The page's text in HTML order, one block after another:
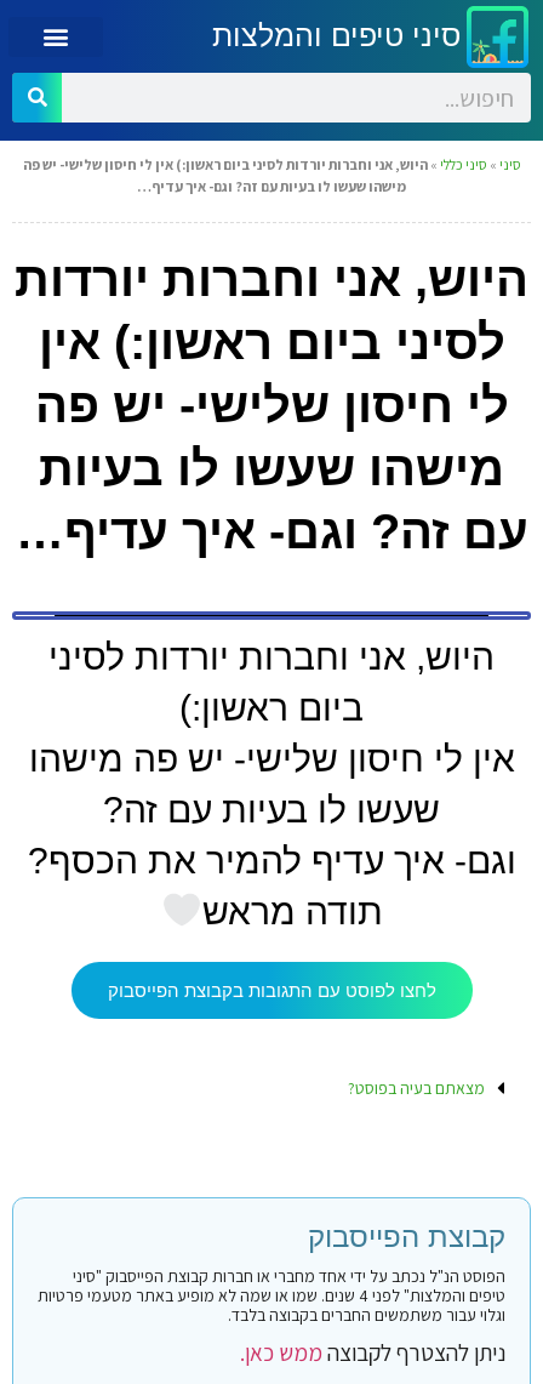
סיני טיפים והמלצות
סיני » סיני כללי »היוש, אני וחברות יורדות לסיני ביום ראשון:) אין לי חיסון שלישי- יש פה
מישהו שעשו לו בעיות עם זה? וגם- איך עדיף…
היוש, אני וחברות יורדות
לסיני ביום ראשון:) אין
לי חיסון שלישי- יש פה
מישהו שעשו לו בעיות
עם זה? וגם- איך עדיף…
היוש, אני וחברות יורדות לסיני
ביום ראשון:)
אין לי חיסון שלישי- יש פה מישהו
שעשו לו בעיות עם זה?
וגם- איך עדיף להמיר את הכסף?
תודה מראש
לחצו לפוסט עם התגובות בקבוצת הפייסבוק
מצאתם בעיה בפוסט?
קבוצת הפייסבוק
הפוסט הנ"ל נכתב על ידי אחד מחברי או חברות קבוצת הפייסבוק "סיני
טיפים והמלצות" לפני 4 שנים. שמו או שמה לא מופיע באתר מטעמי פרטיות
וגלוי עבור משתמשים החברים בקבוצה בלבד.
ניתן להצטרף לקבוצהממש כאן.